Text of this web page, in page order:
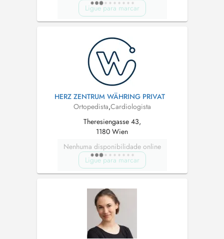
Ligue para marcar
HERZ ZENTRUM WÄHRING PRIVAT
Ortopedista,Cardiologista
Theresiengasse 43,
1180 Wien
Nenhuma disponibilidade online
Ligue para marcar